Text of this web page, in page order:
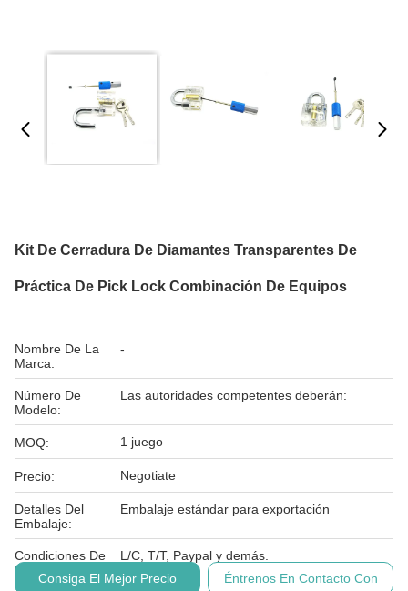
Kit De Cerradura De Diamantes Transparentes De
Práctica De Pick Lock Combinación De Equipos
Nombre De La
Marca:
-
Número De
Modelo:
Las autoridades competentes deberán:
MOQ: 1 juego
Precio: Negotiate
Detalles Del
Embalaje:
Embalaje estándar para exportación
Condiciones De
Pago:
L/C, T/T, Paypal y demás.
Consiga El Mejor Precio
Éntrenos En Contacto Con